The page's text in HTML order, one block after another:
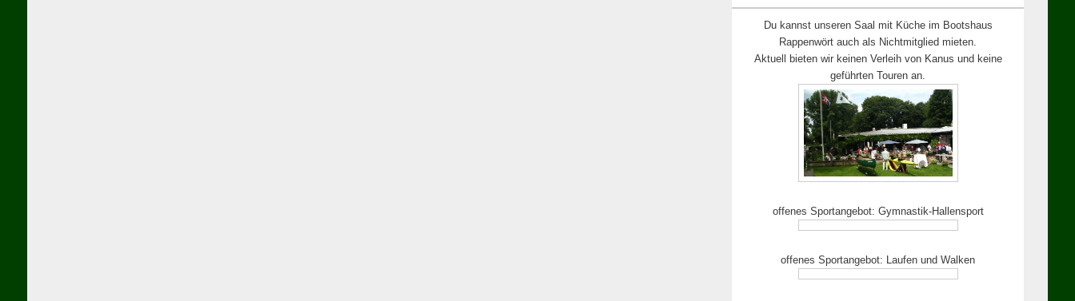
Du kannst unseren Saal mit Küche im Bootshaus
Rappenwört auch als Nichtmitglied mieten.
Aktuell bieten wir keinen Verleih von Kanus und keine
geführten Touren an.
offenes Sportangebot: Gymnastik-Hallensport
offenes Sportangebot: Laufen und Walken